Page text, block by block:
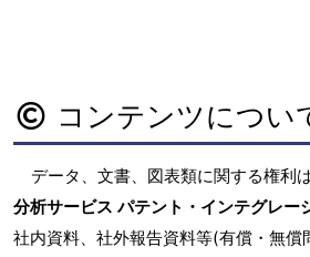
コンテンツについ
データ、文書、図表類に関する権利
分析サービス パテント・インテグレー
社内資料、社外報告資料等(有償・無償